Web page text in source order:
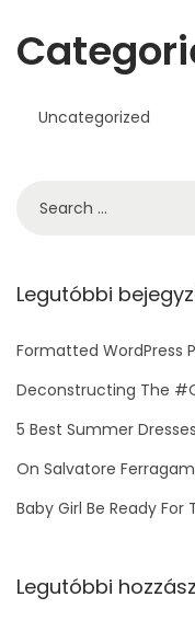
Uncategorized
r
h
f
r
:
Legutóbbi
Formatted WordPress
Deconstructing The
5 Best Summer Dresses
On Salvatore
Baby Girl Be Ready
Legutóbbi